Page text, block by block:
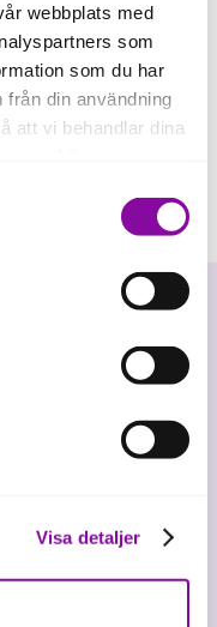
webbplats med
som
som du har
din användning
att vi behandlar dina
av kakor
inte att ske,
för att hemsidan
Visa detaljer